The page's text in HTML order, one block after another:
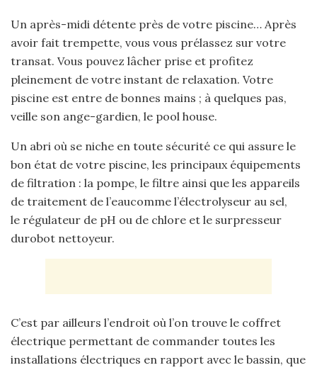
Un après-midi détente près de votre piscine… Après
avoir fait trempette, vous vous prélassez sur votre
transat. Vous pouvez lâcher prise et profitez
pleinement de votre instant de relaxation. Votre
piscine est entre de bonnes mains ; à quelques pas,
veille son ange-gardien, le pool house.
Un abri où se niche en toute sécurité ce qui assure le
bon état de votre piscine, les principaux équipements
de filtration : la pompe, le filtre ainsi que les appareils
de traitement de l’eaucomme l’électrolyseur au sel,
le régulateur de pH ou de chlore et le surpresseur
durobot nettoyeur.
C’est par ailleurs l’endroit où l’on trouve le coffret
électrique permettant de commander toutes les
installations électriques en rapport avec le bassin, que